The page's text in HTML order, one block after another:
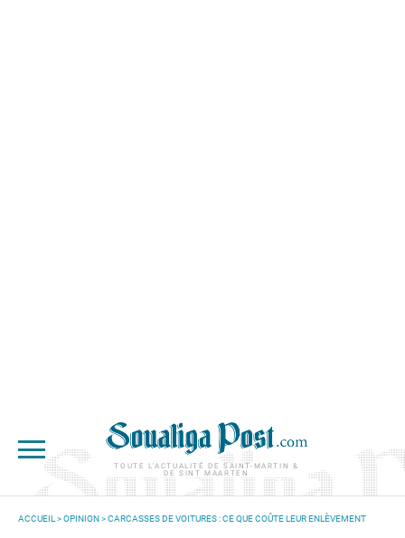
TOUTE L'ACTUALITÉ DE SAINT-MARTIN &
DE SINT MAARTEN
ACCUEIL >OPINION> CARCASSES DE VOITURES : CE QUE COÛTE LEUR ENLÈVEMENT